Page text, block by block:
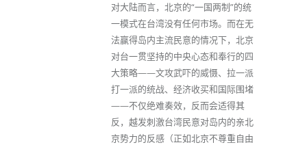
对大陆而言，北京的“一国两制”的统
一模式在台湾没有任何市场。而在无
法赢得岛内主流民意的情况下，北京
对台一贯坚持的中央心态和奉行的四
大策略——文攻武吓的威慑、拉一派
打一派的统战、经济收买和国际围堵
——不仅绝难奏效，反而会适得其
反，越发刺激台湾民意对岛内的亲北
京势力的反感（正如北京不尊重自由